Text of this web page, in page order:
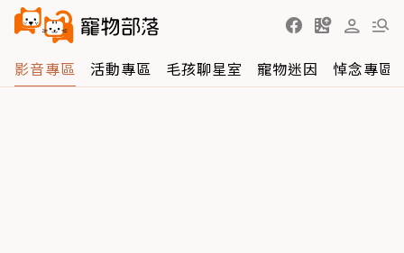
影音專區 活動專區 毛孩聊星室 寵物迷因 悼念專區